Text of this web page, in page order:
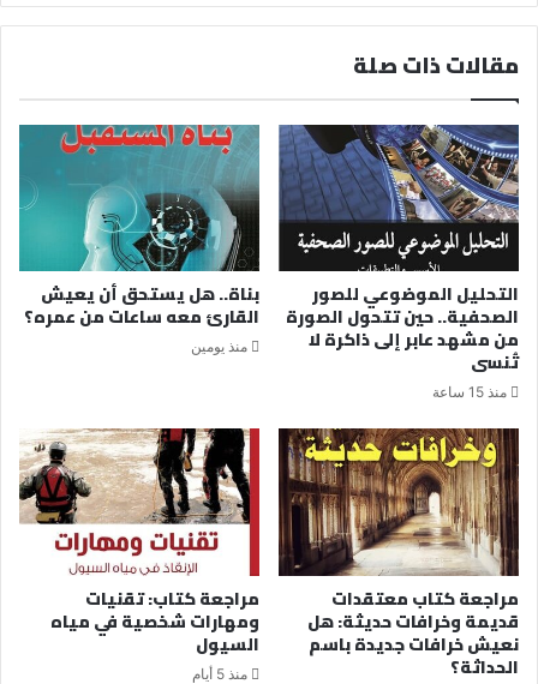
مقالات ذات صلة
التحليل الموضوعي للصور
الصحفية.. حين تتحول الصورة
من مشهد عابر إلى ذاكرة لا
تُنسى
منذ 15 ساعة
بناة.. هل يستحق أن يعيش
القارئ معه ساعات من عمره؟
منذ يومين
مراجعة كتاب معتقدات
قديمة وخرافات حديثة: هل
نعيش خرافات جديدة باسم
الحداثة؟
مراجعة كتاب: تقنيات
ومهارات شخصية في مياه
السيول
منذ 5 أيام